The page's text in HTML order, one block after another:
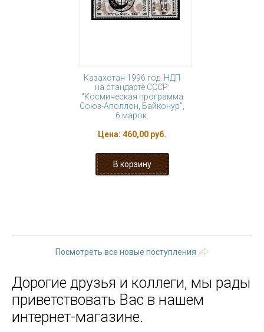
Казахстан 1996 год. НДП
на стандарте СССР:
"Космическая программа
Союз-Аполлон, Байконур",
6 марок.
Цена: 460,00 руб.
Посмотреть все новые поступления
Дорогие друзья и коллеги, мы рады
приветствовать Вас в нашем
интернет-магазине.